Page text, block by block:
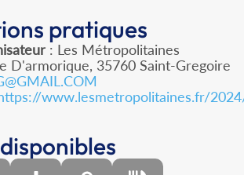
pratiques
: Les Métropolitaines
D'armorique, 35760 Saint-Gregoire
www.lesmetropolitaines.fr/